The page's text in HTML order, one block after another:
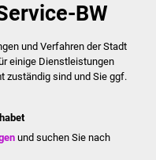
BW
und Verfahren der Stadt
einige Dienstleistungen
zuständig sind und Sie ggf.
und suchen Sie nach